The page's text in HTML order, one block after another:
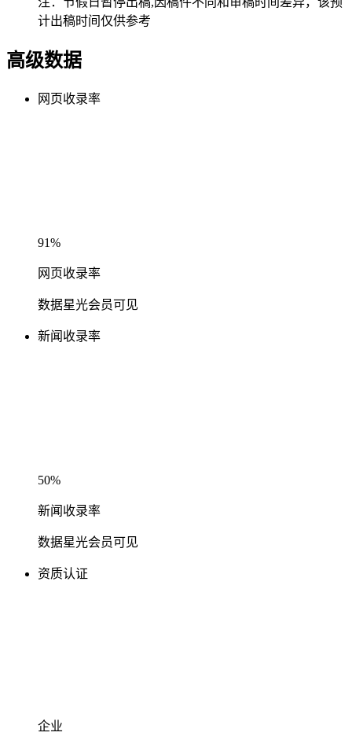
计出稿时间仅供参考
高级数据
网页收录率
91%
网页收录率
数据星光会员可见
新闻收录率
50%
新闻收录率
数据星光会员可见
资质认证
企业